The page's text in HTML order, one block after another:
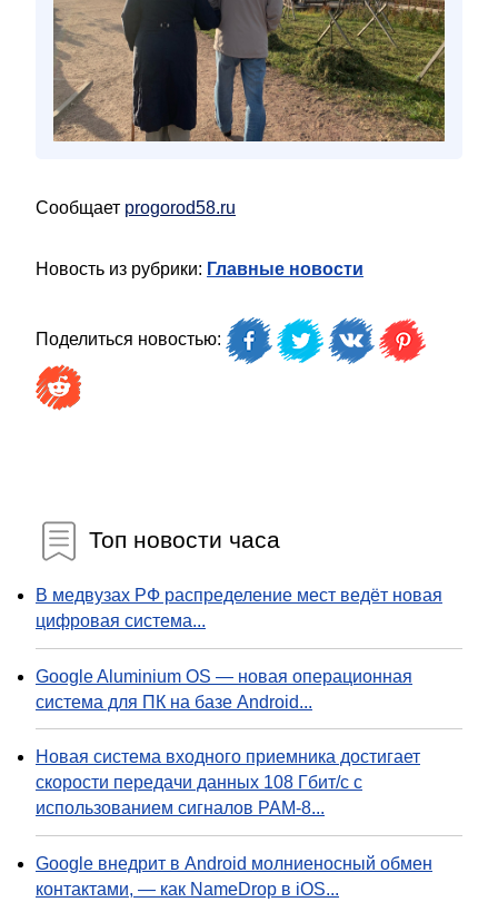
Сообщает progorod58.ru
Новость из рубрики: Главные новости
Поделиться новостью:
Топ новости часа
В медвузах РФ распределение мест ведёт новая
цифровая система...
Google Aluminium OS — новая операционная
система для ПК на базе Android...
Новая система входного приемника достигает
скорости передачи данных 108 Гбит/с с
использованием сигналов PAM-8...
Google внедрит в Android молниеносный обмен
контактами, — как NameDrop в iOS...